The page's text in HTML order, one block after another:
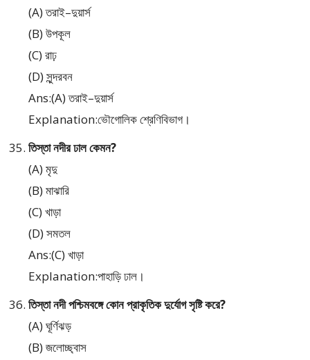
(A) তরাই–দুয়ার্স
(B) উপকূল
(C) রাঢ়
(D) সুন্দরবন
Ans:(A) তরাই–দুয়ার্স
Explanation:ভৌগোলিক শ্রেণিবিভাগ।
তিস্তা নদীর ঢাল কেমন?
(A) মৃদু
(B) মাঝারি
(C) খাড়া
(D) সমতল
Ans:(C) খাড়া
Explanation:পাহাড়ি ঢাল।
তিস্তা নদী পশ্চিমবঙ্গে কোন প্রাকৃতিক দুর্যোগ সৃষ্টি করে?
(A) ঘূর্ণিঝড়
(B) জলোচ্ছ্বাস